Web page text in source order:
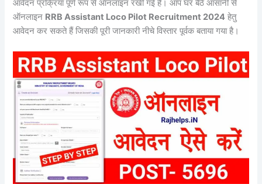
आवेदन प्रक्रिया पूर्ण रूप से ऑनलाइन रखी गई है। आप घर बैठे आसानी से
ऑनलाइन RRB Assistant Loco Pilot Recruitment 2024 हेतु
आवेदन कर सकते हैं जिसकी पूरी जानकारी नीचे विस्तार पूर्वक बताया गया है।